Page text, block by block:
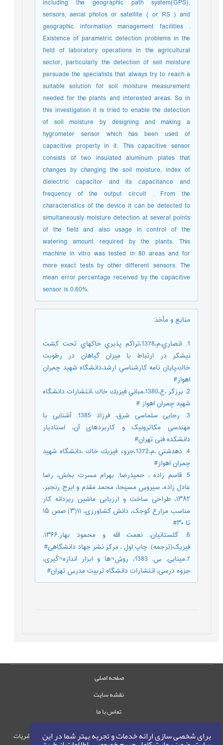
برای شخصی سازی ارائه خدمات و تجربه بهتر شما در این
including the geographic path system(GPS),
sensors, aerial photos or satellite ( or RS ) and
geographic information management facilities .
Existence of parametric detection problems in the
field of laboratory operations in the agricultural
sector, particularly the detection of soil moisture
persuade the specialists that always try to reach a
suitable solution for soil moisture measurement
needed for the plants and interested areas. So in
this investigation it is tried to enable the detection
of soil moisture by designing and making a
hygrometer sensor which has been used of
capacitive property in it. This capacitive sensor
consists of two insulated aluminum plates that
changes by changing the soil moisture, index of
dielectric capacitor and its capacitance and
frequency of the output circuit . From the
characteristics of the device it can be detected to
simultaneously moisture detection at several points
of the field and also usage in control of the
watering amount required by the plants. This
machine in vitro was tested in 80 areas and for
more exact tests by other different sensors. The
mean error percentage received by the capacitive
sensor is 0.60%.
منابع و مأخذ:
1. انصاري،م،1378،تراكم پذيري خاكهاي تحت كشت
نيشكر در ارتباط با ميزان گياهان در رطوبت
خاك،پايان نامه كارشناسي ارشد،دانشگاه شهيد چمران
اهواز#
2. برزگر ،ع،1380،مباني فيزيك خاك ،انتشارات دانشگاه
شهيد چمران اهواز #
3. رجایی سلماسی شرق، فرزاد 1385. آشنایی با
مهندسی مکاترونیک و کاربردهای آن، استادیار
دانشکده فنی تهران#
4. دهدشتي ،م،1372،جزوء فيزيك خاك ،دانشگاه شهيد
چمران اهواز#
5. قاسم زاده ، حمیدرضا; بهرام مسرت بخش، رضا
عادل زاده، سیروس مسیحا، محمد مقدم و ایرج رنجبر،
۱۳۸۲، طراحی ساخت و ارزیابی ماشین ریزدانه کار
مناسب مزارع کوجک، دانش کشاورزی، ۱۱(۳) صص ۱۵
تا ۳۰#
6. گلستانیان، نعمت الله و محمود بهار.۱۳۶۶.
فیزیک(ترجمه). چاپ اول ، مرکز نشر جهاد دانشگاهی#
7.مینایی. س. 1383، روش¬ها و ابزار اندازه¬گیری،
جزوه درسی، انتشارات دانشگاه تربیت مدرس تهران#
صفحه اصلی
نقشه سایت
تماس با ما
حقوق این وب‌سایت متعلق به سامانه مدیریت نشریات